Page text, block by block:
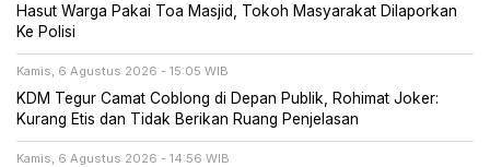
Hasut Warga Pakai Toa Masjid, Tokoh Masyarakat Dilaporkan
Ke Polisi
Kamis, 6 Agustus 2026 - 15:05 WIB
KDM Tegur Camat Coblong di Depan Publik, Rohimat Joker:
Kurang Etis dan Tidak Berikan Ruang Penjelasan
Kamis, 6 Agustus 2026 - 14:56 WIB